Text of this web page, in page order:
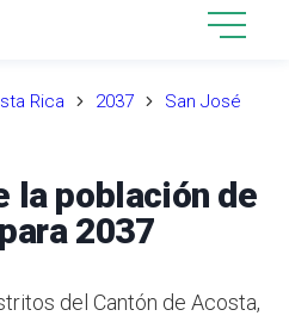
Rica 2037
San José
la población de
2037
del Cantón de Acosta,